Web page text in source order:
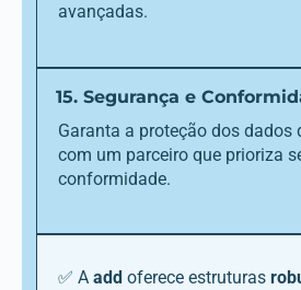
avançadas.
15. Segurança e
Garanta a proteção dos dados
com um parceiro que prioriza
conformidade.
✅ A add oferece estruturas